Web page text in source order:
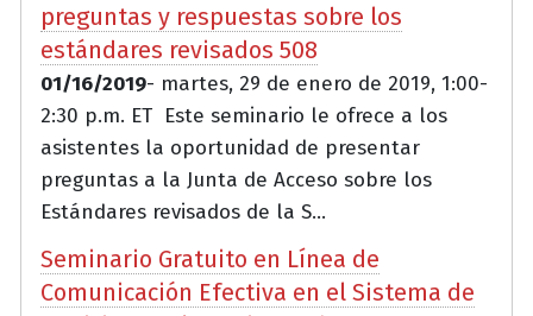
preguntas y respuestas sobre los
estándares revisados 508
01/16/2019- martes, 29 de enero de 2019, 1:00-
2:30 p.m. ET Este seminario le ofrece a los
asistentes la oportunidad de presentar
preguntas a la Junta de Acceso sobre los
Estándares revisados de la S...
Seminario Gratuito en Línea de
Comunicación Efectiva en el Sistema de